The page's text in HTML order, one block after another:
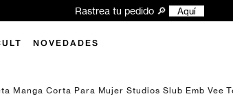
Rastrea tu pedido 🔎 Aquí
NOVEDADES
Manga Corta Para Mujer Studios Slub Emb Vee